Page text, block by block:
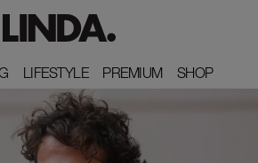
LIFESTYLE
LIFESTYLE PREMIUM
PREMIUM SHOP
SHOP